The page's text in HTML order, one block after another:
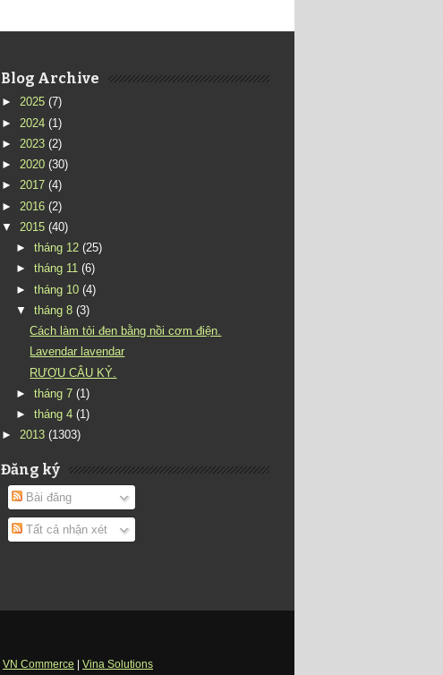
Blog Archive
► 2025 (7)
► 2024 (1)
► 2023 (2)
► 2020 (30)
► 2017 (4)
► 2016 (2)
▼ 2015 (40)
► tháng 12 (25)
► tháng 11 (6)
► tháng 10 (4)
▼ tháng 8 (3)
Cách làm tỏi đen bằng nồi cơm điện.
Lavendar lavendar
RƯỢU CÂU KỶ.
► tháng 7 (1)
► tháng 4 (1)
► 2013 (1303)
Đăng ký
Bài đăng
Tất cả nhận xét
VN Commerce Vina Solutions